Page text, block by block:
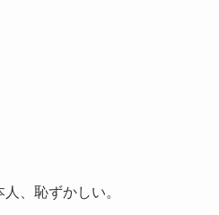
、恥ずかしい。